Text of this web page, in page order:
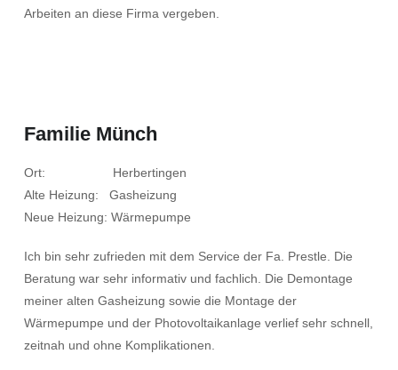
Arbeiten an diese Firma vergeben.
Familie Münch
Ort: Herbertingen
Alte Heizung: Gasheizung
Neue Heizung: Wärmepumpe
Ich bin sehr zufrieden mit dem Service der Fa. Prestle. Die
Beratung war sehr informativ und fachlich. Die Demontage
meiner alten Gasheizung sowie die Montage der
Wärmepumpe und der Photovoltaikanlage verlief sehr schnell,
zeitnah und ohne Komplikationen.